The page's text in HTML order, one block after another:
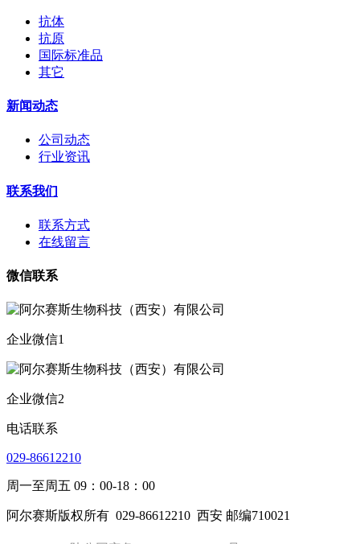
抗体
抗原
国际标准品
其它
新闻动态
公司动态
行业资讯
联系我们
联系方式
在线留言
微信联系
企业微信1
企业微信2
电话联系
029-86612210
周一至周五 09：00-18：00
阿尔赛斯版权所有 029-86612210 西安 邮编710021